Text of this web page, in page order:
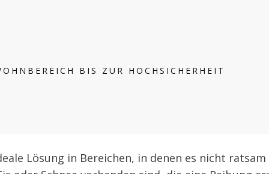
BIS ZUR HOCHSICHERHEIT
Lösung in Bereichen, in denen es nicht